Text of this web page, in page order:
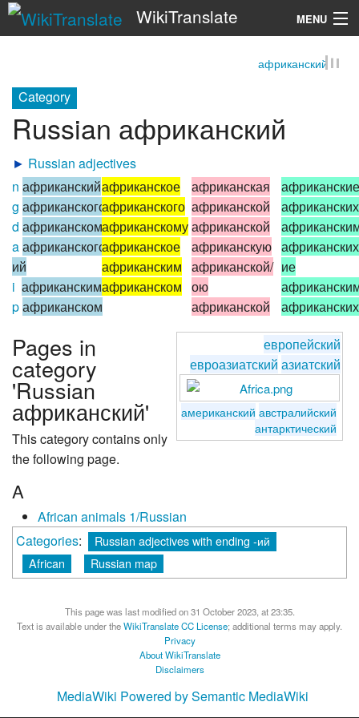
WikiTranslate MENU
африканский
Category
Russian африканский
► Russian adjectives
n африканский
g африканского
d африканскому
aафриканского/
ий
i африканским
pафриканском
африканское
африканского
африканскому
африканское
африканским
африканском
африканская
африканской
африканской
африканскую
африканской/
ою
африканской
африканские
африканских
ие
африканских
европейский
евроазиатский азиатский
американский австралийский
антарктический
Pages in
category
'Russian
африканский'
This category contains only
the following page.
A
African animals 1/Russian
Categories:
Russian adjectives with ending -ий
African
Russian map
This page was last modified on 31 October 2023, at 23:35.
Text is available under theWikiTranslate CC License; additional terms may apply.
Privacy
About WikiTranslate
Disclaimers
MediaWiki Powered by Semantic MediaWiki